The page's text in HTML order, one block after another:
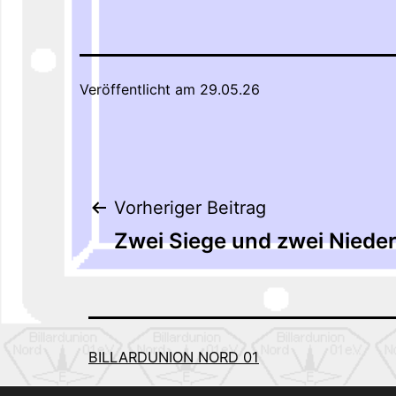
Veröffentlicht am 29.05.26
Vorheriger Beitrag
Zwei Siege und zwei
BILLARDUNION NORD 01